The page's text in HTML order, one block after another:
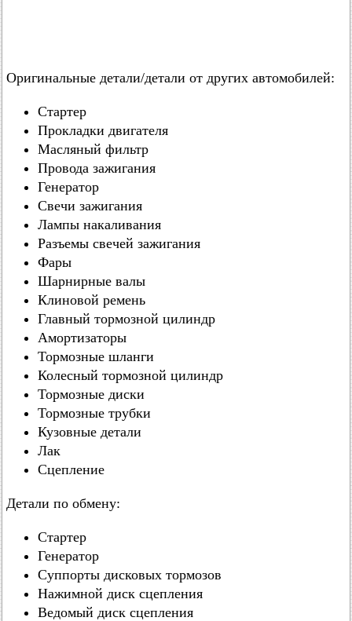
Оригинальные детали/детали от других автомобилей:
Стартер
Прокладки двигателя
Масляный фильтр
Провода зажигания
Генератор
Свечи зажигания
Лампы накаливания
Разъемы свечей зажигания
Фары
Шарнирные валы
Клиновой ремень
Главный тормозной цилиндр
Амортизаторы
Тормозные шланги
Колесный тормозной цилиндр
Тормозные диски
Тормозные трубки
Кузовные детали
Лак
Сцепление
Детали по обмену:
Стартер
Генератор
Суппорты дисковых тормозов
Нажимной диск сцепления
Ведомый диск сцепления